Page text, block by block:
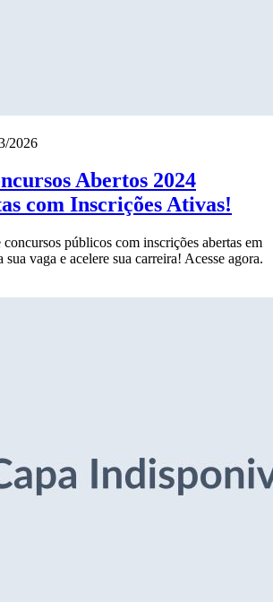
2026
Abertos 2024
com Inscrições Ativas!
públicos com inscrições abertas em
vaga e acelere sua carreira! Acesse agora.